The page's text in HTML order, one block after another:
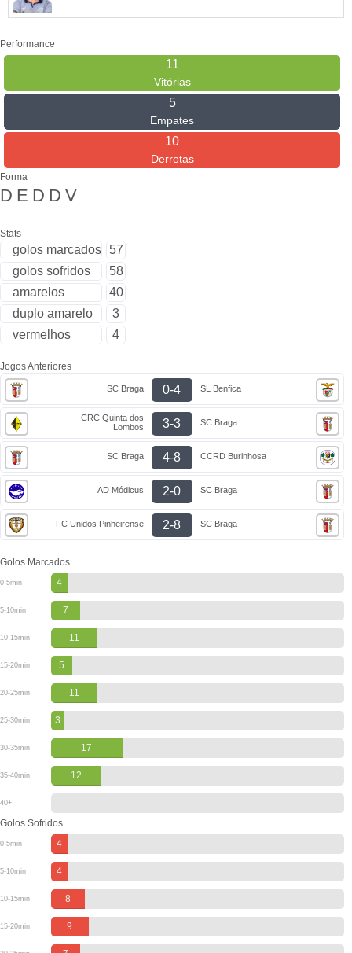
Performance
11
Vitórias
5
Empates
10
Derrotas
Forma
D E D D V
Stats
golos marcados
57
golos sofridos
58
amarelos
40
duplo amarelo
3
vermelhos
4
Jogos Anteriores
SC Braga 0-4 SL Benfica
CRC Quinta dos
Lombos
3-3 SC Braga
SC Braga 4-8 CCRD Burinhosa
AD Módicus 2-0 SC Braga
FC Unidos Pinheirense 2-8 SC Braga
Golos Marcados
0-5min 4
5-10min 7
10-15min 11
15-20min 5
20-25min 11
25-30min 3
30-35min 17
35-40min 12
40+
Golos Sofridos
0-5min 4
5-10min 4
10-15min 8
15-20min 9